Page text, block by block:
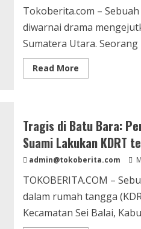
Dinonaktifkan
Tokoberita.com –
diwarnai drama
Sumatera Utara. Seorang
Read MoreRead
more
Majikan
di
Medan:
Teriaki
Polisi
saat
Ditangkap
Tragis di Batu Bara:
Suami Lakukan KDRT
admin@tokoberita.com
TOKOBERITA.COM –
dalam rumah tangga
Kecamatan Sei Balai,